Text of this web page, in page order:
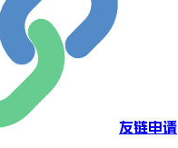
友链申请